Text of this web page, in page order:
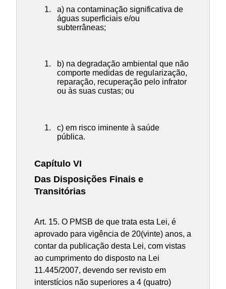
a) na contaminação significativa de
águas superficiais e/ou
subterrâneas;
b) na degradação ambiental que não
comporte medidas de regularização,
reparação, recuperação pelo infrator
ou às suas custas; ou
c) em risco iminente à saúde
pública.
Capítulo VI
Das Disposições Finais e
Transitórias
Art. 15. O PMSB de que trata esta Lei, é
aprovado para vigência de 20(vinte) anos, a
contar da publicação desta Lei, com vistas
ao cumprimento do disposto na Lei
11.445/2007, devendo ser revisto em
interstícios não superiores a 4 (quatro)